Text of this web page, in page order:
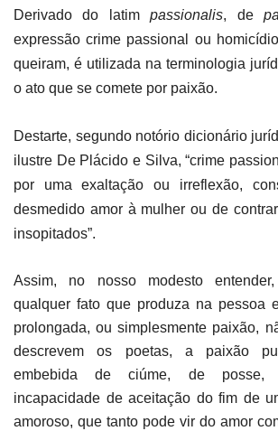
Derivado do latimpassionalis, de
expressão crime passional ou
queiram, é utilizada na terminologia
o ato que se comete por paixão.
Destarte, segundo notório dicionário
ilustre De Plácido e Silva, “crime
por uma exaltação ou irreflexão,
desmedido amor à mulher ou de
insopitados”.
Assim, no nosso modesto
qualquer fato que produza na pessoa
prolongada, ou simplesmente paixão,
descrevem os poetas, a paixão
embebida de ciúme, de posse,
incapacidade de aceitação do fim de
amoroso, que tanto pode vir do amor